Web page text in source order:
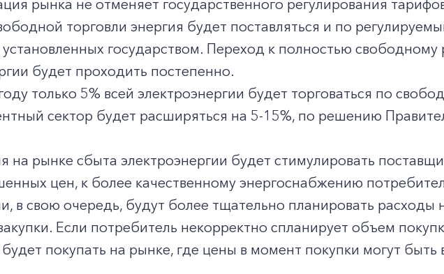
рынка не отменяет государственного регулирования
торговли энергия будет поставляться и по
государством. Переход к полностью свободному
будет проходить постепенно.
только 5% всей электроэнергии будет торговаться по
сектор будет расширяться на 5-15%, по решению
на рынке сбыта электроэнергии будет стимулировать
цен, к более качественному энергоснабжению
в свою очередь, будут более тщательно планировать расходы
Если потребитель некорректно спланирует объем
покупать на рынке, где цены в момент покупки могут